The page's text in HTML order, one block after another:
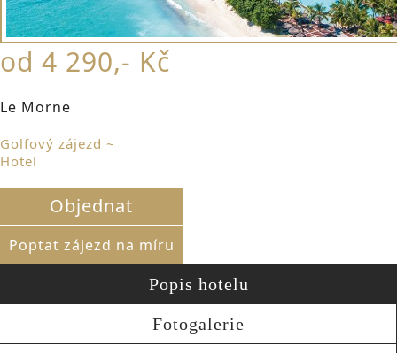
od 4 290,- Kč
Le Morne
Golfový zájezd ~
Hotel
Objednat
Poptat zájezd na míru
Popis hotelu
Fotogalerie